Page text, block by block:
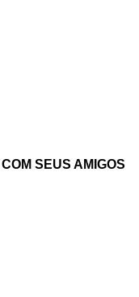
SEUS AMIGOS